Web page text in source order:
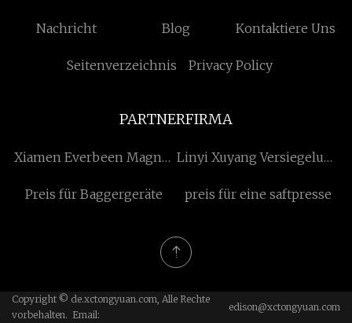
Nachricht Blog Kontaktiere Uns
Seitenverzeichnis Privacy Policy
PARTNERFIRMA
Xiamen Everbeen Magnet
Linyi Xuyang Versiegelung
Preis für Baggergeräte
preis für eine saftpresse
Copyright © de.xctongyuan.com, Alle Rechte
vorbehalten. Email:
edison@xctongyuan.com